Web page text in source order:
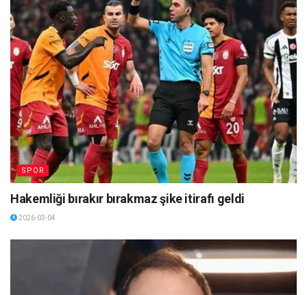
SPOR
Hakemliği bırakır bırakmaz şike itirafı geldi
2026-03-04